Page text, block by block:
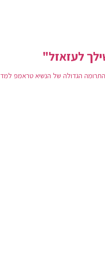
לעזאזל"
הגדולה של הנשיא טראמפ